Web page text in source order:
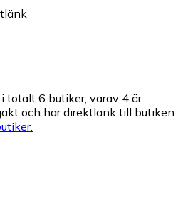
totalt 6 butiker, varav 4 är
och har direktlänk till butiken.